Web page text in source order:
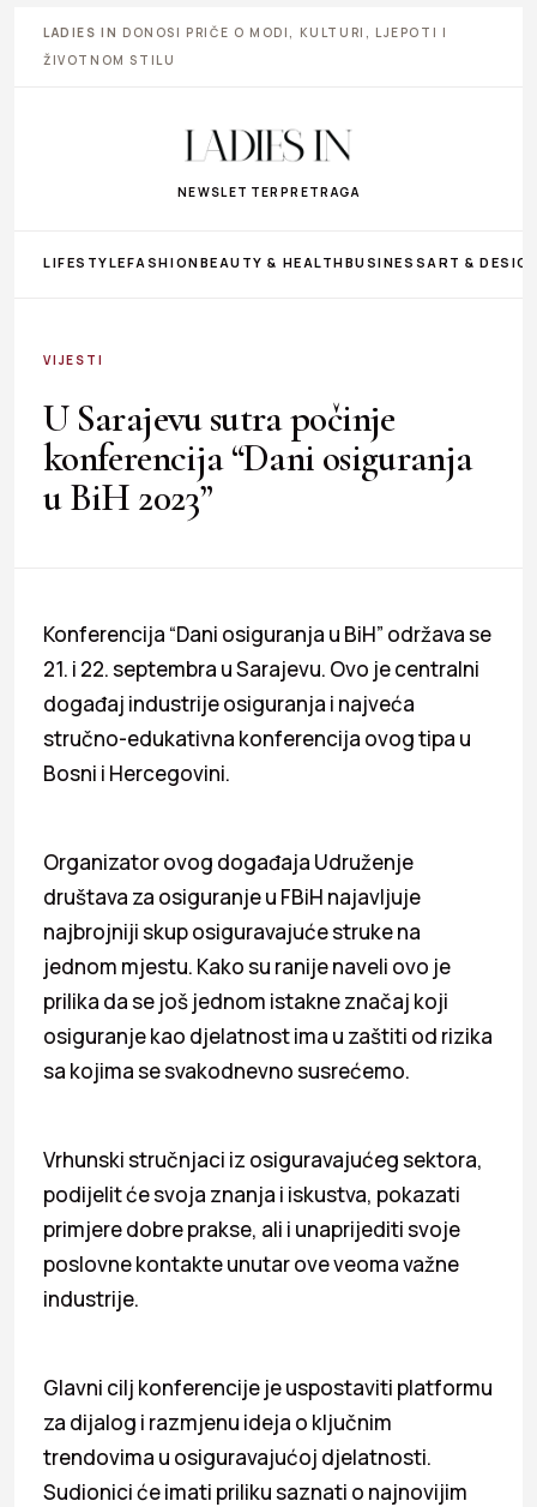
LADIES IN DONOSI PRIČE O MODI, KULTURI, LJEPOTI I
ŽIVOTNOM STILU
NEWSLETTER PRETRAGA
LIFESTYLEFASHIONBEAUTY & HEALTHBUSINESS ART &
VIJESTI
U Sarajevu sutra počinje
konferencija “Dani osiguranja
u BiH 2023”
Konferencija “Dani osiguranja u BiH” održava se
21. i 22. septembra u Sarajevu. Ovo je centralni
događaj industrije osiguranja i najveća
stručno-edukativna konferencija ovog tipa u
Bosni i Hercegovini.
Organizator ovog događaja Udruženje
društava za osiguranje u FBiH najavljuje
najbrojniji skup osiguravajuće struke na
jednom mjestu. Kako su ranije naveli ovo je
prilika da se još jednom istakne značaj koji
osiguranje kao djelatnost ima u zaštiti od rizika
sa kojima se svakodnevno susrećemo.
Vrhunski stručnjaci iz osiguravajućeg sektora,
podijelit će svoja znanja i iskustva, pokazati
primjere dobre prakse, ali i unaprijediti svoje
poslovne kontakte unutar ove veoma važne
industrije.
Glavni cilj konferencije je uspostaviti platformu
za dijalog i razmjenu ideja o ključnim
trendovima u osiguravajućoj djelatnosti.
Sudionici će imati priliku saznati o najnovijim